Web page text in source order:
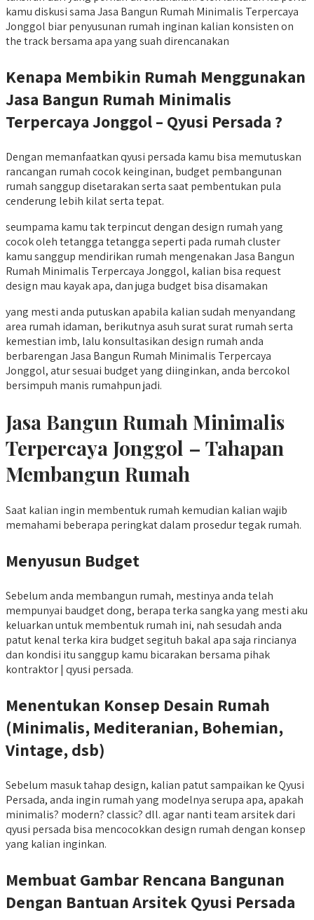
kamu diskusi sama Jasa Bangun Rumah Minimalis Terpercaya
Jonggol biar penyusunan rumah inginan kalian konsisten on
the track bersama apa yang suah direncanakan
Kenapa Membikin Rumah Menggunakan
Jasa Bangun Rumah Minimalis
Terpercaya Jonggol – Qyusi Persada ?
Dengan memanfaatkan qyusi persada kamu bisa memutuskan
rancangan rumah cocok keinginan, budget pembangunan
rumah sanggup disetarakan serta saat pembentukan pula
cenderung lebih kilat serta tepat.
seumpama kamu tak terpincut dengan design rumah yang
cocok oleh tetangga tetangga seperti pada rumah cluster
kamu sanggup mendirikan rumah mengenakan Jasa Bangun
Rumah Minimalis Terpercaya Jonggol, kalian bisa request
design mau kayak apa, dan juga budget bisa disamakan
yang mesti anda putuskan apabila kalian sudah menyandang
area rumah idaman, berikutnya asuh surat surat rumah serta
kemestian imb, lalu konsultasikan design rumah anda
berbarengan Jasa Bangun Rumah Minimalis Terpercaya
Jonggol, atur sesuai budget yang diinginkan, anda bercokol
bersimpuh manis rumahpun jadi.
Jasa Bangun Rumah Minimalis
Terpercaya Jonggol – Tahapan
Membangun Rumah
Saat kalian ingin membentuk rumah kemudian kalian wajib
memahami beberapa peringkat dalam prosedur tegak rumah.
Menyusun Budget
Sebelum anda membangun rumah, mestinya anda telah
mempunyai baudget dong, berapa terka sangka yang mesti aku
keluarkan untuk membentuk rumah ini, nah sesudah anda
patut kenal terka kira budget segituh bakal apa saja rincianya
dan kondisi itu sanggup kamu bicarakan bersama pihak
kontraktor | qyusi persada.
Menentukan Konsep Desain Rumah
(Minimalis, Mediteranian, Bohemian,
Vintage, dsb)
Sebelum masuk tahap design, kalian patut sampaikan ke Qyusi
Persada, anda ingin rumah yang modelnya serupa apa, apakah
minimalis? modern? classic? dll. agar nanti team arsitek dari
qyusi persada bisa mencocokkan design rumah dengan konsep
yang kalian inginkan.
Membuat Gambar Rencana Bangunan
Dengan Bantuan Arsitek Qyusi Persada